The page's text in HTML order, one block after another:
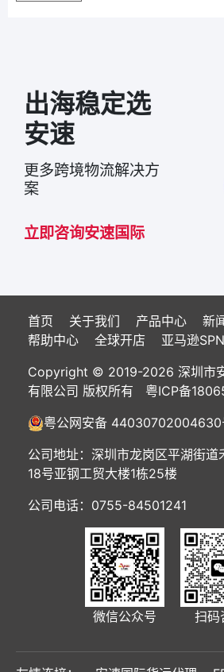
出海稳定选
安速
更多跨境物流解决方
案
立即咨询安速国际
首页 关于我们 产品中心
新
帮助中心
全球开店
亚马逊SPN
Copyright © 2019-2026 深圳市
有限公司 版权所有 粤ICP备
粤公网安备 44030702004630
公司地址：深圳市龙岗区平湖街道
18号亚钢工贸大楼1栋25楼
公司电话：0755-84501241
微信公众号 扫码